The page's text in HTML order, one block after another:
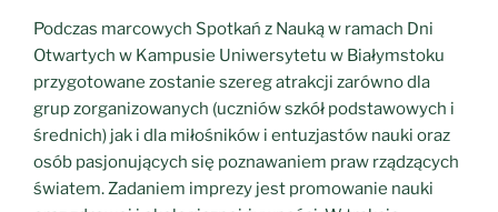
Podczas marcowych Spotkań z Nauką w ramach Dni
Otwartych w Kampusie Uniwersytetu w Białymstoku
przygotowane zostanie szereg atrakcji zarówno dla
grup zorganizowanych (uczniów szkół podstawowych i
średnich) jak i dla miłośników i entuzjastów nauki oraz
osób pasjonujących się poznawaniem praw rządzących
światem. Zadaniem imprezy jest promowanie nauki